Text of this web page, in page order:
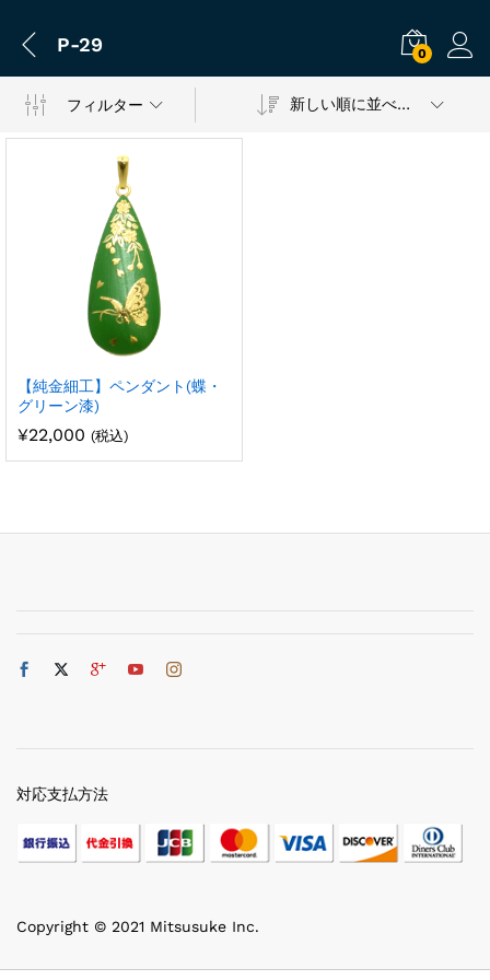
P-29 0
フィルター 新しい順に並べ替え
【純金細工】ペンダント(蝶・
グリーン漆)
¥22,000 (税込)
Copyright © 2021 Mitsusuke Inc.
対応支払方法